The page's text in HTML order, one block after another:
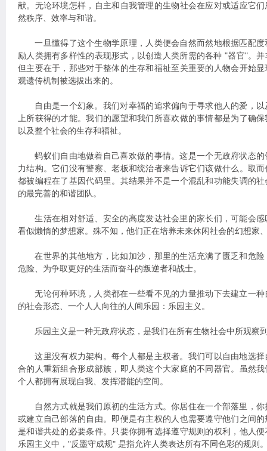
献。无论环境怎样，自主和自我管理的生物社会在应对或适应它
然秩序、效率与和谐。
一旦懂得了这个生物学原理，人类便会自然而然地根据匹配度
励人类拥有多样性的表现形式，以创造人类所需的各种 "器官"。
但主要在于，那些对于整体的生存和福祉至关重要的人物会开始
观遗传机制被选拔出来的。
自由是一个幻象。我们对幸福的追求偏向于寻求他人的爱，以
上所获得的才能。我们的愿望和我们所喜欢做的事情都是为了确
以及整个社会的生存和福祉。
蚂蚁们自由地做着自己喜欢做的事情。这是一个无政府状态的
力结构。它们没有警察、老板和统治者来告诉它们该做什么。取
都被编程在了基因代码里。其结果并不是一个混乱和功能失调的
的最完善的和谐团队。
生活在相对舒适、安全的高度发达社会里的家长们，可能会感
看似懒惰的梦想家。殊不知，他们正在培养未来休闲社会的幻想家
在世界的其他地方，比如加沙，那里的生活充满了匮乏和危险
危险、为争取更好的生活而奋斗的叛逆者和战士。
无论何种环境，人类都在一些看不见的力量推动下去建立一种
的社会形态、一个人人向往的人间乐园：乐园主义。
乐园主义是一种无政府状态，是我们在所有生物社会中所观察
这里没有权力架构。每个人都是主权者。我们可以自由地选择
合的人重新组合形成部族，即人类这个大家庭的不同器官。虽然
个人都拥有展现自我、发挥潜能的空间。
自然方式就是我们原初的生活方式。你居住在一个部落里，你
或建立自己部落的自由。即便是有主权的人也需要遵守他们之间
是和谐共处的必要条件。只要你拥有选择遵守规则的权利，他人
乐园主义中，"反墨守成规" 是指允许人类表达所有不同色彩的规则